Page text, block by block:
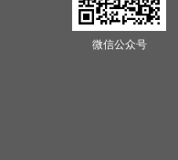
微信公众号